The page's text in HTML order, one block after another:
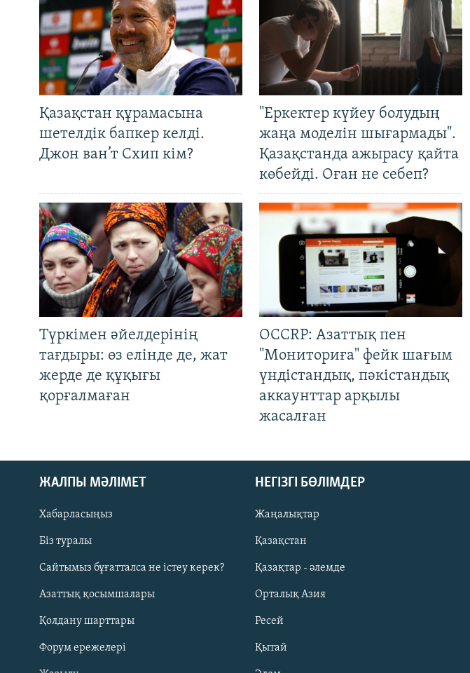
Русский
ЖАЗЫЛЫҢЫЗ
Қазақстан құрамасына
шетелдік бапкер келді.
Джон ван’т Схип кім?
"Еркектер күйеу болудың
жаңа моделін шығармады".
Қазақстанда ажырасу қайта
көбейді. Оған не себеп?
Түркімен әйелдерінің
тағдыры: өз елінде де, жат
жерде де құқығы
қорғалмаған
OCCRP: Азаттық пен
"Мониториға" фейк шағым
үндістандық, пәкістандық
аккаунттар арқылы
жасалған
ЖАЛПЫ МӘЛІМЕТ
Хабарласыңыз
Біз туралы
Сайтымыз бұғатталса не істеу керек?
Азаттық қосымшалары
Қолдану шарттары
Форум ережелері
НЕГІЗГІ БӨЛІМДЕР
Жаңалықтар
Қазақстан
Қазақтар - әлемде
Орталық Азия
Ресей
Қытай